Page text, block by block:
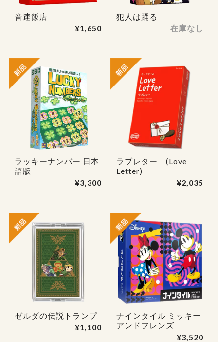
音速飯店
¥1,650
犯人は踊る
在庫なし
ラッキーナンバー 日本
語版
¥3,300
ラブレター (Love
Letter)
¥2,035
ゼルダの伝説トランプ
¥1,100
ナインタイル ミッキー
アンドフレンズ
¥3,520